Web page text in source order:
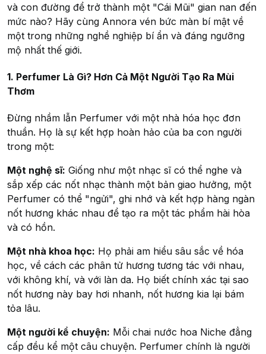
và con đường để trở thành một "Cái Mũi" gian nan đến
mức nào? Hãy cùng Annora vén bức màn bí mật về
một trong những nghề nghiệp bí ẩn và đáng ngưỡng
mộ nhất thế giới.
1. Perfumer Là Gì? Hơn Cả Một Người Tạo Ra Mùi
Thơm
Đừng nhầm lẫn Perfumer với một nhà hóa học đơn
thuần. Họ là sự kết hợp hoàn hảo của ba con người
trong một:
Một nghệ sĩ: Giống như một nhạc sĩ có thể nghe và
sắp xếp các nốt nhạc thành một bản giao hưởng, một
Perfumer có thể "ngửi", ghi nhớ và kết hợp hàng ngàn
nốt hương khác nhau để tạo ra một tác phẩm hài hòa
và có hồn.
Một nhà khoa học: Họ phải am hiểu sâu sắc về hóa
học, về cách các phân tử hương tương tác với nhau,
với không khí, và với làn da. Họ biết chính xác tại sao
nốt hương này bay hơi nhanh, nốt hương kia lại bám
tỏa lâu.
Một người kể chuyện: Mỗi chai nước hoa Niche đẳng
cấp đều kể một câu chuyện. Perfumer chính là người